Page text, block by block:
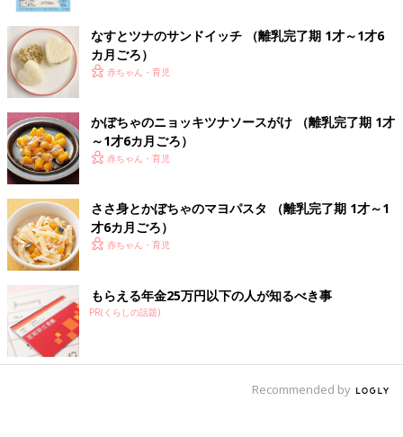
方・レシピ 離乳食完了期1歳 ～1歳6ヶ月
ごろ
1歳～1歳6ヶ月ごろから使える、米、めん、パ
ンなど炭水化物を含む食材を使った、エネルギ
炒飯おにぎり 作り方・レシピ 離乳食完
了期1歳 ～1歳6ヶ月ごろ
ンなど炭水化物を含む食材を使った、エネルギ
ー源になる炭水化物のレシピをご紹介。炒飯お
にぎり
方・レシピ 離乳食完了期1歳 ～1歳6ヶ月
ごろ
1歳～1歳6ヶ月ごろから使える、米、めん、パ
離乳食完了期1歳 ～1歳6ヶ月・ぱくぱく期 の離乳食レシピをも
なすとツナのサンドイッチ （離乳完了期 1才～1才6
カ月ごろ）
赤ちゃん・育児
かぼちゃのニョッキツナソースがけ （離乳完了期 1才
～1才6カ月ごろ）
赤ちゃん・育児
ささ身とかぼちゃのマヨパスタ （離乳完了期 1才～1
才6カ月ごろ）
赤ちゃん・育児
もらえる年金25万円以下の人が知るべき事
PR(くらしの話題)
Recommended by